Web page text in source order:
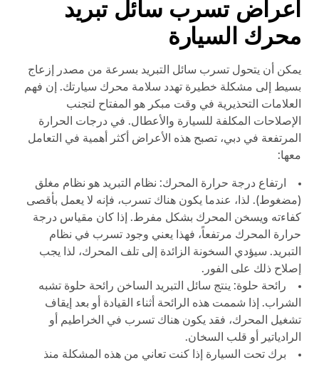
أعراض تسرب سائل تبريد
محرك السيارة
يمكن أن يتحول تسرب سائل التبريد بسرعة من مصدر إزعاج
بسيط إلى مشكلة خطيرة تهدد سلامة محرك سيارتك. إن فهم
العلامات التحذيرية في وقت مبكر هو المفتاح لتجنب
الإصلاحات المكلفة للسيارة والأعطال. في درجات الحرارة
المرتفعة في دبي، تصبح هذه الأعراض أكثر أهمية في التعامل
معها:
ارتفاع درجة حرارة المحرك: نظام التبريد هو نظام مغلق
(مضغوط). لذا، عندما يكون هناك تسرب، فإنه لا يعمل بأقصى
كفاءته ويسخن المحرك بشكل مفرط. إذا كان مقياس درجة
حرارة المحرك مرتفعاً، فهذا يعني وجود تسرب في نظام
التبريد. سيؤدي السخونة الزائدة إلى تلف المحرك، لذا يجب
إصلاح ذلك على الفور.
رائحة حلوة: ينتج سائل التبريد الساخن رائحة حلوة تشبه
الشراب. إذا شممت هذه الرائحة أثناء القيادة أو بعد إيقاف
تشغيل المحرك، فقد يكون هناك تسرب في الخراطيم أو
الرادياتير أو قلب السخان.
برك تحت السيارة إذا كنت تعاني من هذه المشكلة منذ